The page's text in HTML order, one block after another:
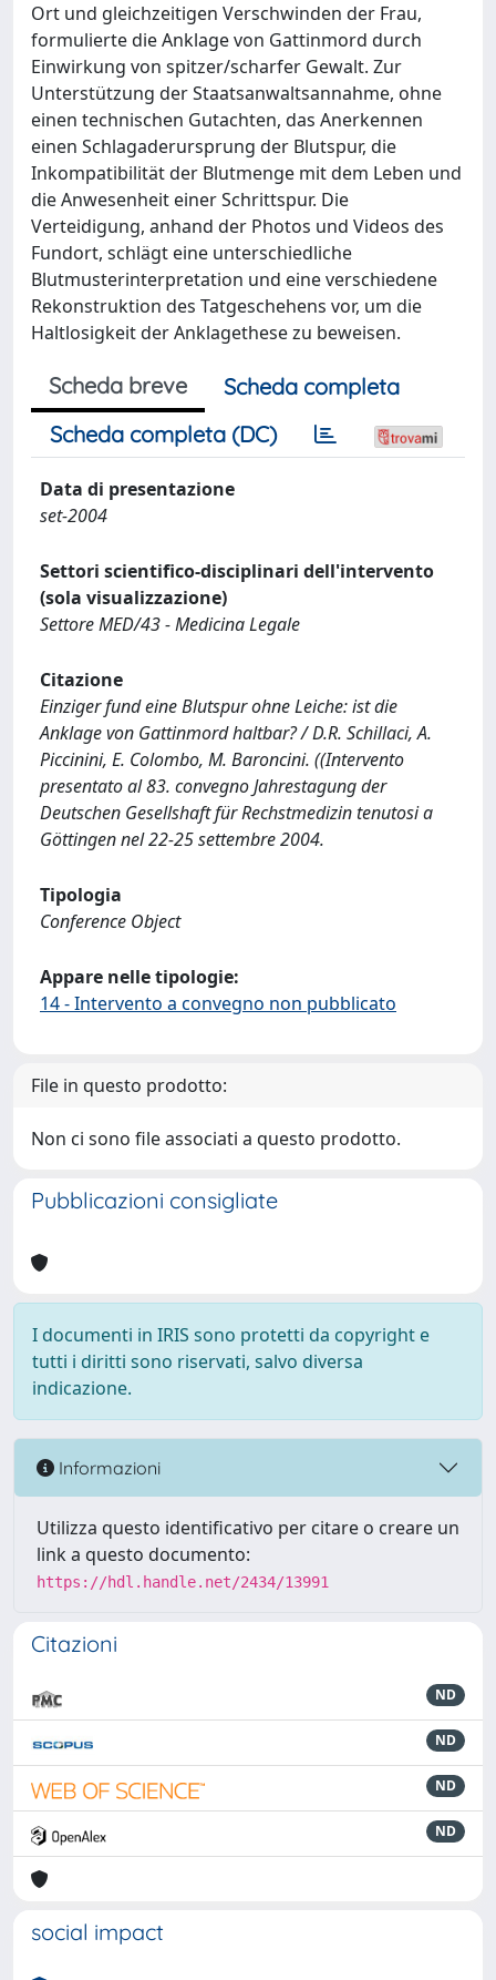
Ort und gleichzeitigen Verschwinden der Frau,
formulierte die Anklage von Gattinmord durch
Einwirkung von spitzer/scharfer Gewalt. Zur
Unterstützung der Staatsanwaltsannahme, ohne
einen technischen Gutachten, das Anerkennen
einen Schlagaderursprung der Blutspur, die
Inkompatibilität der Blutmenge mit dem Leben und
die Anwesenheit einer Schrittspur. Die
Verteidigung, anhand der Photos und Videos des
Fundort, schlägt eine unterschiedliche
Blutmusterinterpretation und eine verschiedene
Rekonstruktion des Tatgeschehens vor, um die
Haltlosigkeit der Anklagethese zu beweisen.
Scheda breve
Scheda completa
Scheda completa (DC)
Data di presentazione
set-2004
Settori scientifico-disciplinari dell'intervento
(sola visualizzazione)
Settore MED/43 - Medicina Legale
Citazione
Einziger fund eine Blutspur ohne Leiche: ist die
Anklage von Gattinmord haltbar? / D.R. Schillaci, A.
Piccinini, E. Colombo, M. Baroncini. ((Intervento
presentato al 83. convegno Jahrestagung der
Deutschen Gesellshaft für Rechstmedizin tenutosi a
Göttingen nel 22-25 settembre 2004.
Tipologia
Conference Object
Appare nelle tipologie:
14 - Intervento a convegno non pubblicato
File in questo prodotto:
Non ci sono file associati a questo prodotto.
Pubblicazioni consigliate
I documenti in IRIS sono protetti da copyright e
tutti i diritti sono riservati, salvo diversa
indicazione.
Informazioni
Utilizza questo identificativo per citare o creare un
link a questo documento:
https://hdl.handle.net/2434/13991
Citazioni
ND
ND
ND
ND
social impact